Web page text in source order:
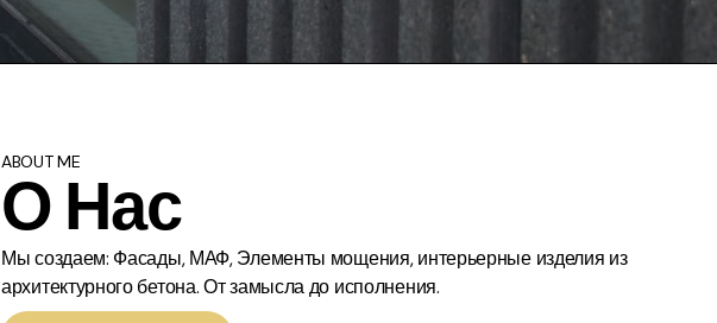
ABOUT ME
О Нас
Мы создаем: Фасады, МАФ, Элементы мощения, интерьерные изделия из
архитектурного бетона. От замысла до исполнения.